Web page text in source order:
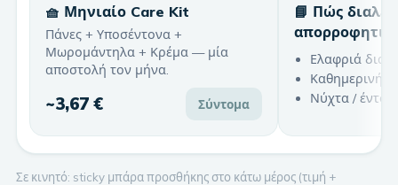
🧺 Μηνιαίο Care Kit
Πάνες + Υποσέντονα +
Μωρομάντηλα + Κρέμα — μία
αποστολή τον μήνα.
~3,67 € Σύντομα
📘 Πώς
Ελαφριά
Καθημερινή
Νύχτα /
Σε κινητό: sticky μπάρα προσθήκης στο κάτω μέρος (τιμή +